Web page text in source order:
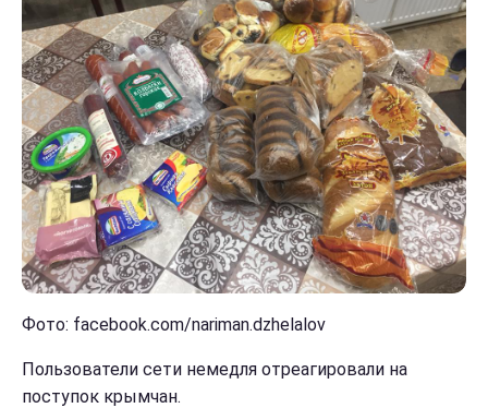
Фото: facebook.com/nariman.dzhelalov
Пользователи сети немедля отреагировали на
поступок крымчан.